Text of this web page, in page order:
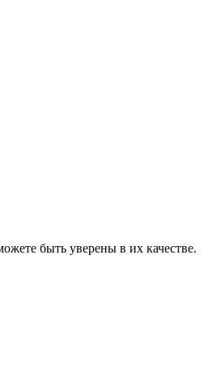
быть уверены в их качестве.